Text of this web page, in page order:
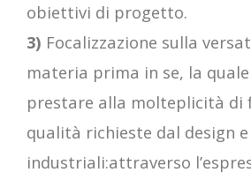
obiettivi di progetto.
3) Focalizzazione sulla
materia prima in se, la quale
prestare alla molteplicità di
qualità richieste dal design
industriali:attraverso